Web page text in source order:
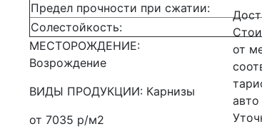
Предел прочности при сжатии:
Солестойкость:
МЕСТОРОЖДЕНИЕ:
Возрождение
ВИДЫ ПРОДУКЦИИ: Карнизы
от 7035 р/м2
от